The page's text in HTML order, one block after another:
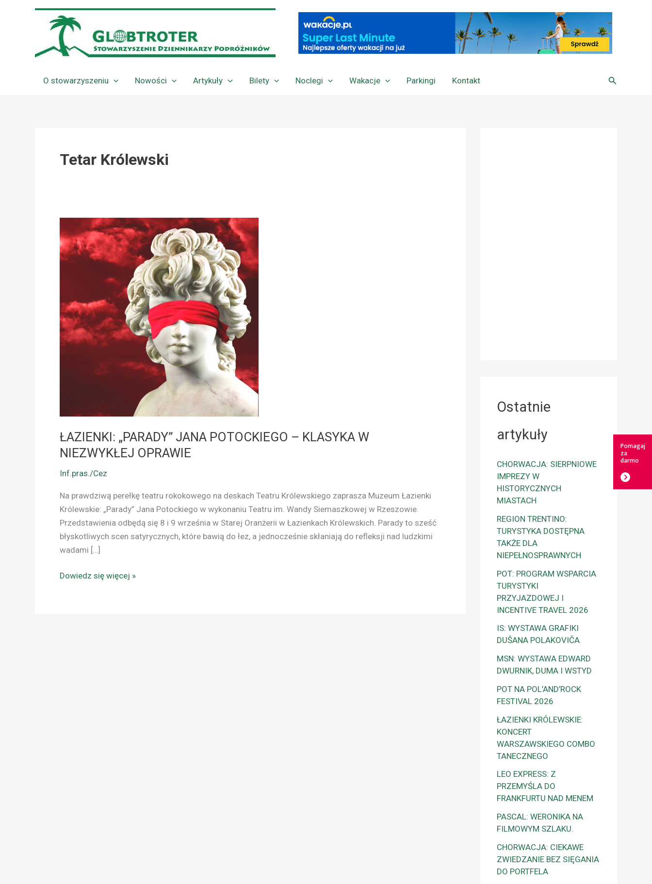
O stowarzyszeniu Nowości Artykuły Bilety Noclegi Wakacje Parkingi Kontakt Szukaj
Tetar Królewski
ŁAZIENKI: „PARADY” JANA POTOCKIEGO – KLASYKA W
NIEZWYKŁEJ OPRAWIE
Inf.pras./Cez
Na prawdziwą perełkę teatru rokokowego na deskach Teatru Królewskiego zaprasza Muzeum Łazienki
Królewskie: „Parady” Jana Potockiego w wykonaniu Teatru im. Wandy Siemaszkowej w Rzeszowie.
Przedstawienia odbędą się 8 i 9 września w Starej Oranżerii w Łazienkach Królewskich. Parady to sześć
błyskotliwych scen satyrycznych, które bawią do łez, a jednocześnie skłaniają do refleksji nad ludzkimi
wadami […]
ŁAZIENKI:
„PARADY”
JANA
POTOCKIEGO
W
NIEZWYKŁEJ
OPRAWIE
Dowiedz się więcej »
Ostatnie
artykuły
CHORWACJA: SIERPNIOWE
IMPREZY W
HISTORYCZNYCH
MIASTACH
REGION TRENTINO:
TURYSTYKA DOSTĘPNA
TAKŻE DLA
NIEPEŁNOSPRAWNYCH
POT: PROGRAM WSPARCIA
TURYSTYKI
PRZYJAZDOWEJ I
INCENTIVE TRAVEL 2026
IS: WYSTAWA GRAFIKI
DUŠANA POLAKOVIČA
MSN: WYSTAWA EDWARD
DWURNIK, DUMA I WSTYD
POT NA POL’AND’ROCK
FESTIVAL 2026
ŁAZIENKI KRÓLEWSKIE:
KONCERT
WARSZAWSKIEGO COMBO
TANECZNEGO
LEO EXPRESS: Z
PRZEMYŚLA DO
FRANKFURTU NAD MENEM
PASCAL: WERONIKA NA
FILMOWYM SZLAKU.
CHORWACJA: CIEKAWE
ZWIEDZANIE BEZ SIĘGANIA
DO PORTFELA
Pomagaj
za
darmo